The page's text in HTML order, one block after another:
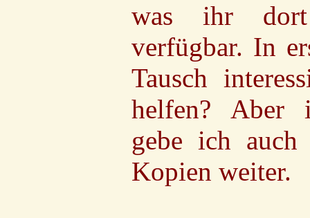
was ihr
verfügbar. In
Tausch
helfen?
gebe ich auch
Kopien weiter.